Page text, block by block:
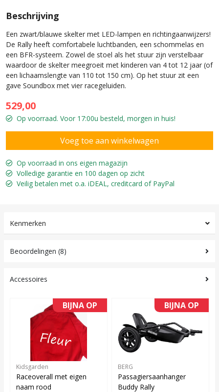
Beschrijving
Een zwart/blauwe skelter met LED-lampen en richtingaanwijzers!
De Rally heeft comfortabele luchtbanden, een schommelas en
een BFR-systeem. Zowel de stoel als het stuur zijn verstelbaar
waardoor de skelter meegroeit met kinderen van 4 tot 12 jaar (of
een lichaamslengte van 110 tot 150 cm). Op het stuur zit een
gave Soundbox met vier racegeluiden.
529,00
Op voorraad. Voor 17:00u besteld, morgen in huis!
Op voorraad in ons eigen magazijn
Volledige garantie en 100 dagen op zicht
Veilig betalen met o.a. iDEAL, creditcard of PayPal
Kenmerken
Beoordelingen (8)
Accessoires
BIJNA OP
Kidsgarden
Raceoverall met eigen
naam rood
BIJNA OP
BERG
Passagiersaanhanger
Buddy Rally